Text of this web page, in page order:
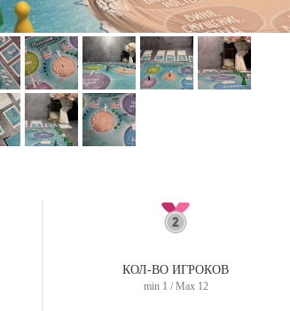
КОЛ-ВО ИГРОКОВ
min 1 / Max 12